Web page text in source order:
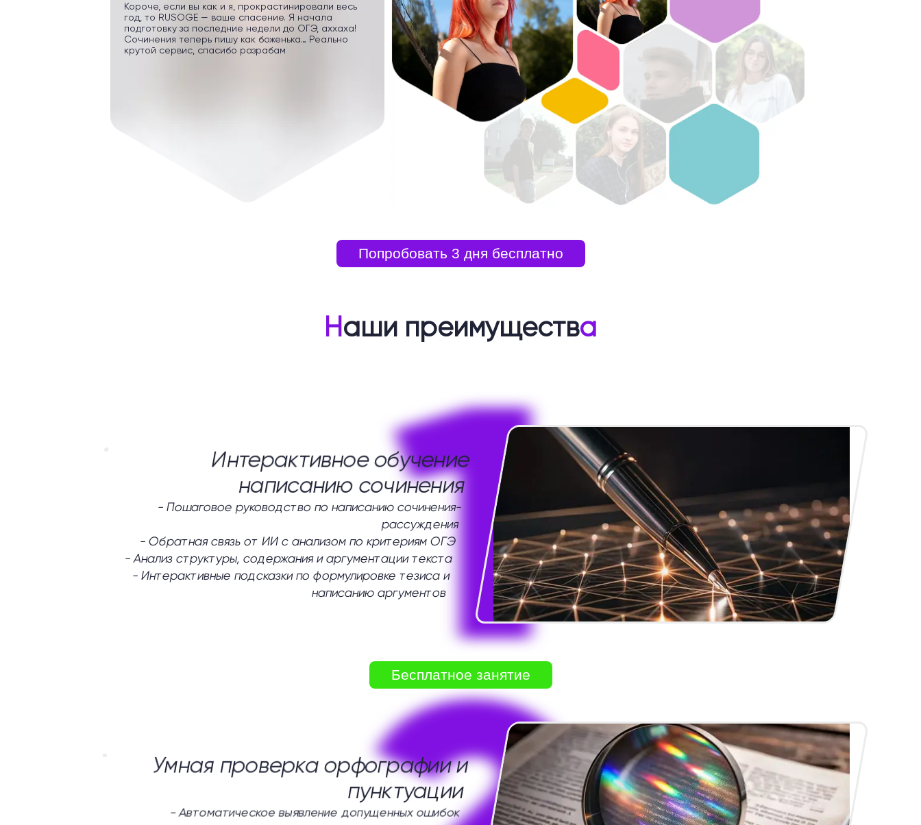
Короче, если вы как и я, прокрастинировали весь
год, то RUSOGE — ваше спасение. Я начала
подготовку за последние недели до ОГЭ, аххаха!
Сочинения теперь пишу как боженька… Реально
крутой сервис, спасибо разрабам
Попробовать 3 дня бесплатно
Наши преимущества
1
Интерактивное обучение
написанию сочинения
-Пошаговое руководство по написанию сочинения-
рассуждения
-Обратная связь от ИИ с анализом по критериям ОГЭ
-Анализ структуры, содержания и аргументации текста
-Интерактивные подсказки по формулировке тезиса и
написанию аргументов
Бесплатное занятие
Умная проверка орфографии и
пунктуации
-Автоматическое выявление допущенных ошибок